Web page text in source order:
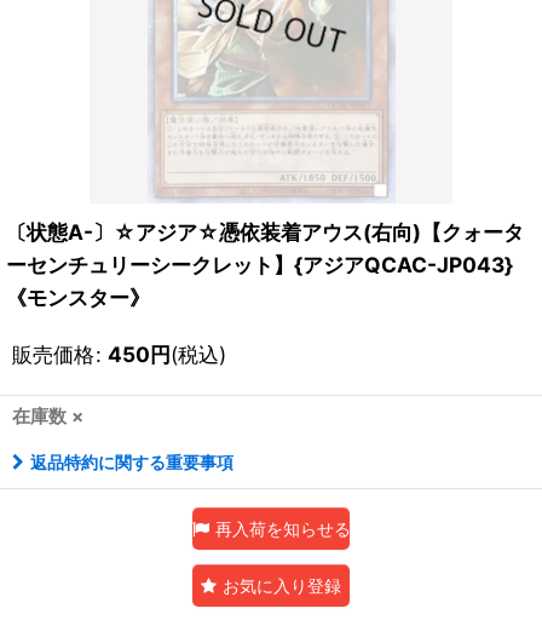
〔状態A-〕☆アジア☆憑依装着アウス(右向)【クォータ
ーセンチュリーシークレット】{アジアQCAC-JP043}
《モンスター》
販売価格: 450円(税込)
在庫数 ×
返品特約に関する重要事項
再入荷を知らせる
お気に入り登録